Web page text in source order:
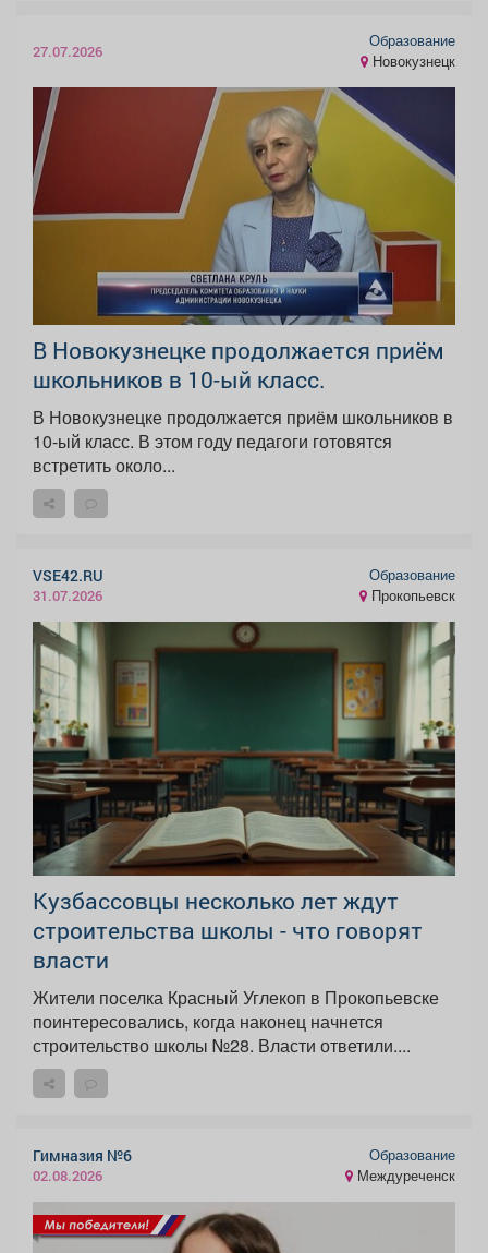
27.07.2026
Образование
Новокузнецк
В Новокузнецке продолжается приём
школьников в 10-ый класс.
В Новокузнецке продолжается приём школьников в
10-ый класс. В этом году педагоги готовятся
встретить около...
VSE42.RU
31.07.2026
Образование
Прокопьевск
Кузбассовцы несколько лет ждут
строительства школы - что говорят
власти
Жители поселка Красный Углекоп в Прокопьевске
поинтересовались, когда наконец начнется
строительство школы №28. Власти ответили....
Гимназия №6
02.08.2026
Образование
Междуреченск